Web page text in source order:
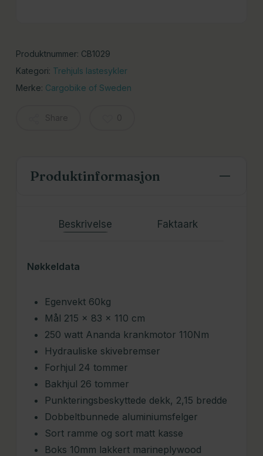
Produktnummer: CB1029
Kategori: Trehjuls lastesykler
Merke: Cargobike of Sweden
Produktinformasjon
Beskrivelse Faktaark
Nøkkeldata
Egenvekt 60kg
Mål 215 x 83 x 110 cm
250 watt Ananda krankmotor 110Nm
Hydrauliske skivebremser
Forhjul 24 tommer
Bakhjul 26 tommer
Punkteringsbeskyttede dekk, 2,15 bredde
Dobbeltbunnede aluminiumsfelger
Sort ramme og sort matt kasse
Boks 10mm lakkert marineplywood